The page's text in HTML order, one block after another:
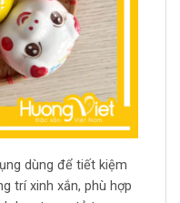
dùng để tiết kiệm
trí xinh xắn, phù hợp